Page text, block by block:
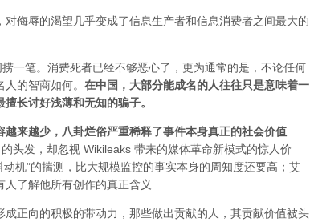
侮辱的渴望几乎变成了信息生产者和信息消费者之间最大的
一笔。消费死者已经不够恶心了，更为通常的是，不论任何
的智商如何。 在中国，大部分能成名的人往往只是意味着一
长讨好浅薄和无知的骗子。
来越少，八卦烂俗严重稀释了事件本身真正的社会价值
发，却忽视 Wikileaks 带来的媒体革命新模式的惊人价
机”的揣测，比大规模监控的事实本身的周知度还要高；艾
人了解他所有创作的真正含义……
正向的积极的带动力，那些做出贡献的人，其贡献价值被头